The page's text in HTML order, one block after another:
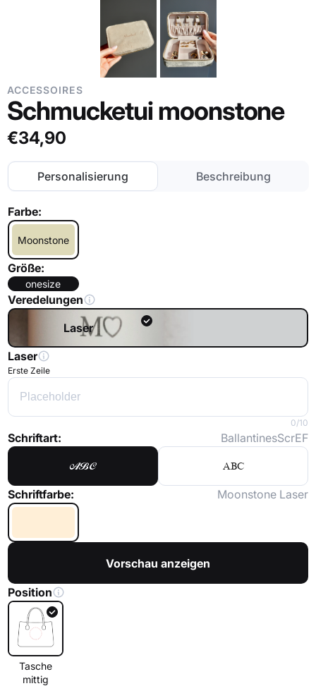
ACCESSOIRES
Schmucketui moonstone
€34,90
Personalisierung Beschreibung
Farbe:
Moonstone
Größe:
onesize
Veredelungen
Laser
Laser
Erste Zeile
0/10
Schriftart: BallantinesScrEF
ABC ABC
Schriftfarbe: Moonstone Laser
Vorschau anzeigen
Position
Tasche
mittig